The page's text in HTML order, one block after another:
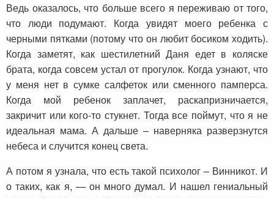
Ведь оказалось, что больше всего я переживаю от того,
что люди подумают. Когда увидят моего ребенка с
черными пятками (потому что он любит босиком ходить).
Когда заметят, как шестилетний Даня едет в коляске
брата, когда совсем устал от прогулок. Когда узнают, что
у меня нет в сумке салфеток или сменного памперса.
Когда мой ребенок заплачет, раскапризничается,
закричит или кого-то стукнет. Тогда все поймут, что я не
идеальная мама. А дальше – наверняка разверзнутся
небеса и случится конец света.
А потом я узнала, что есть такой психолог – Винникот. И
о таких, как я, — он много думал. И нашел гениальный